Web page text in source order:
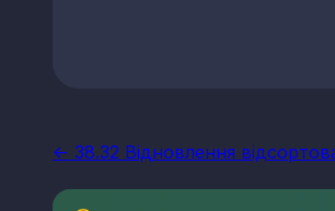
<- 38.32 Відновлення